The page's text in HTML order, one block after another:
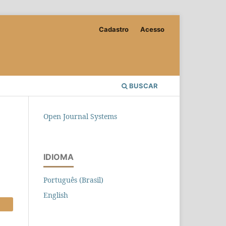
BUSCAR
Cadastro Acesso
Open Journal Systems
IDIOMA
Português (Brasil)
English